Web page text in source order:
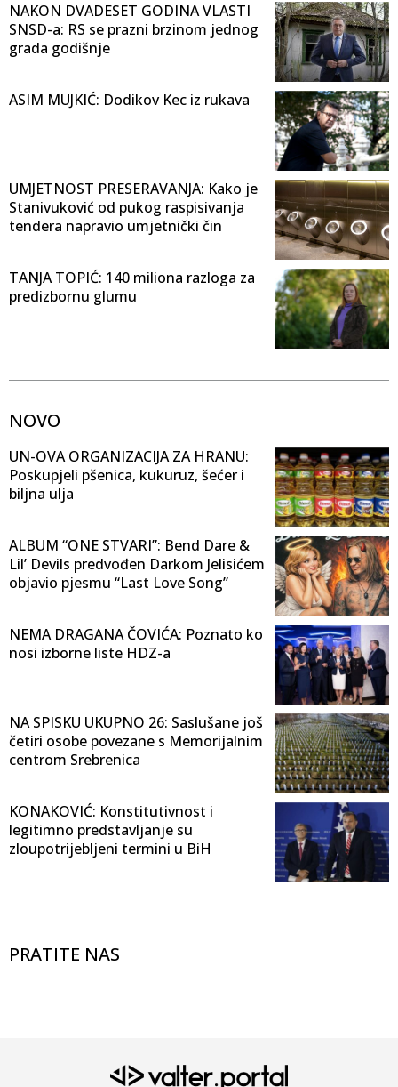
NAKON DVADESET GODINA VLASTI
SNSD-a: RS se prazni brzinom jednog
grada godišnje
ASIM MUJKIĆ: Dodikov Kec iz rukava
UMJETNOST PRESERAVANJA: Kako je
Stanivuković od pukog raspisivanja
tendera napravio umjetnički čin
TANJA TOPIĆ: 140 miliona razloga za
predizbornu glumu
NOVO
UN-OVA ORGANIZACIJA ZA HRANU:
Poskupjeli pšenica, kukuruz, šećer i
biljna ulja
ALBUM “ONE STVARI”: Bend Dare &
Lil’ Devils predvođen Darkom Jelisićem
objavio pjesmu “Last Love Song”
NEMA DRAGANA ČOVIĆA: Poznato ko
nosi izborne liste HDZ-a
NA SPISKU UKUPNO 26: Saslušane još
četiri osobe povezane s Memorijalnim
centrom Srebrenica
KONAKOVIĆ: Konstitutivnost i
legitimno predstavljanje su
zloupotrijebljeni termini u BiH
PRATITE NAS